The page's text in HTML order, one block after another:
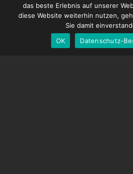
DMC-32
EOS LV-Korrekturkappe
das beste Erlebnis auf unserer
diese Website weiterhin nutzen,
Sie damit
OK
Datenschutz-